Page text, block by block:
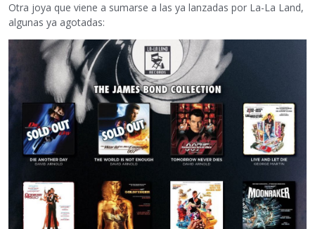
Otra joya que viene a sumarse a las ya lanzadas por La-La Land,
algunas ya agotadas: